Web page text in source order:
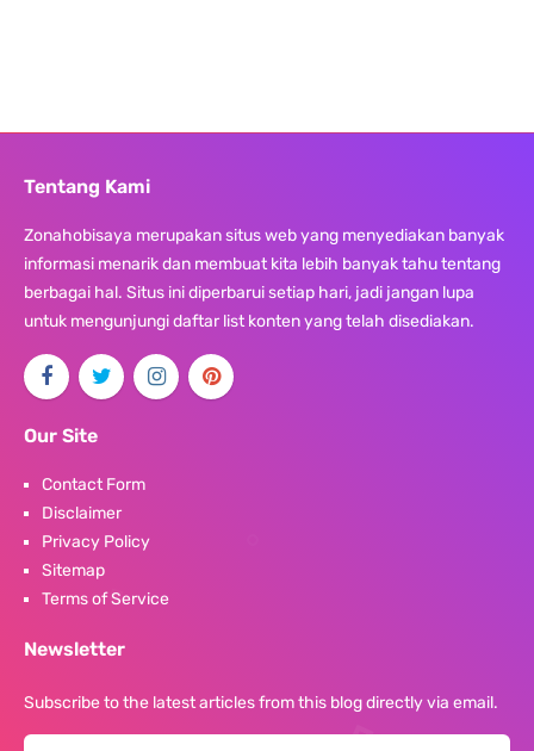
Tentang Kami
Zonahobisaya merupakan situs web yang menyediakan banyak
informasi menarik dan membuat kita lebih banyak tahu tentang
berbagai hal. Situs ini diperbarui setiap hari, jadi jangan lupa
untuk mengunjungi daftar list konten yang telah disediakan.
Our Site
Contact Form
Disclaimer
Privacy Policy
Sitemap
Terms of Service
Newsletter
Subscribe to the latest articles from this blog directly via email.